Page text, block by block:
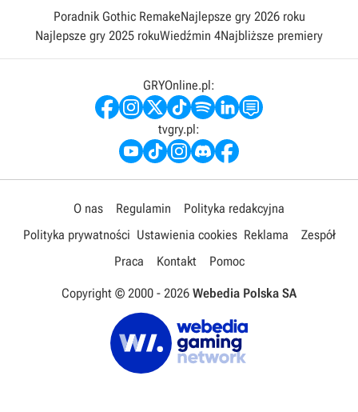
Poradnik Gothic RemakeNajlepsze gry 2026 roku
Najlepsze gry 2025 rokuWiedźmin 4Najbliższe premiery
GRYOnline.pl:
tvgry.pl:
O nas Regulamin
Polityka redakcyjna
Polityka prywatności Ustawienia cookies Reklama
Zespół
Praca
Kontakt Pomoc
Copyright © 2000 - 2026 Webedia Polska SA